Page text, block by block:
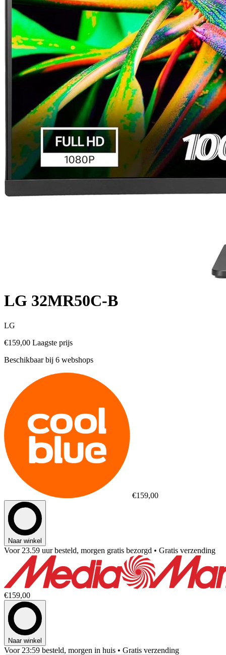
LG 32MR50C-B
LG
€159,00 Laagste prijs
Beschikbaar bij 6 webshops
€159,00
Naar winkel
Voor 23.59 uur besteld, morgen gratis bezorgd • Gratis verzending
€159,00
Naar winkel
Voor 23:59 besteld, morgen in huis • Gratis verzending